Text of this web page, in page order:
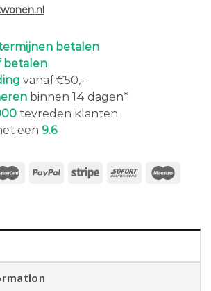
betalen
betalen
vanaf €50,-
binnen 14 dagen*
tevreden klanten
een 9.6